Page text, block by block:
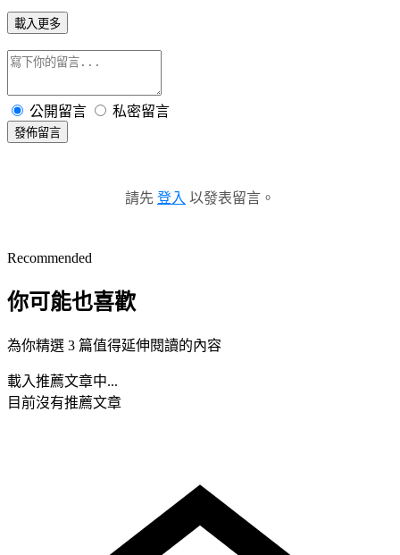
載入更多
公開留言 私密留言
發佈留言
請先 登入 以發表留言。
Recommended
你可能也喜歡
為你精選 3 篇值得延伸閱讀的內容
載入推薦文章中...
目前沒有推薦文章